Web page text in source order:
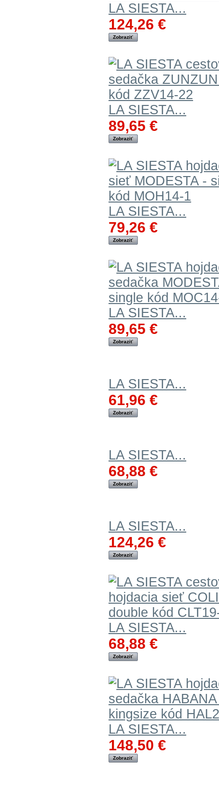
LA SIESTA...
124,26 €
Zobraziť
LA SIESTA...
89,65 €
Zobraziť
LA SIESTA...
79,26 €
Zobraziť
LA SIESTA...
89,65 €
Zobraziť
LA SIESTA...
61,96 €
Zobraziť
LA SIESTA...
68,88 €
Zobraziť
LA SIESTA...
124,26 €
Zobraziť
LA SIESTA...
68,88 €
Zobraziť
LA SIESTA...
148,50 €
Zobraziť